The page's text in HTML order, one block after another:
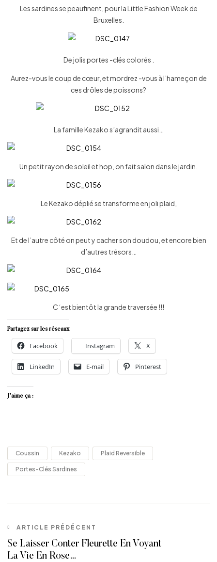
Les sardines se peaufinent, pour la Little Fashion Week de
Bruxelles.
De jolis portes -clés colorés .
Aurez-vous le coup de cœur, et mordrez -vous à l’hameçon de
ces drôles de poissons?
La famille Kezako s’agrandit aussi…
Un petit rayon de soleil et hop, on fait salon dans le jardin.
Le Kezako déplié se transforme en joli plaid,
Et de l’autre côté on peut y cacher son doudou, et encore bien
d’autres trésors…
C ‘est bientôt la grande traversée !!!
Partagez sur les réseaux
Facebook Instagram X
LinkedIn E-mail Pinterest
J’aime ça :
Coussin Kezako Plaid Reversible
Portes-Clés Sardines
ARTICLE PRÉDÉCENT
Se Laisser Conter Fleurette En Voyant
La Vie En Rose…